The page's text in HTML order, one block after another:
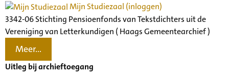
Mijn Studiezaal (inloggen)
3342-06 Stichting Pensioenfonds van Tekstdichters uit de
Vereniging van Letterkundigen ( Haags Gemeentearchief )
Meer...
Uitleg bij archieftoegang